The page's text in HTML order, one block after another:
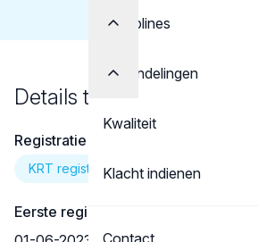
Opleider
Disciplines
Behandelingen
Kwaliteit
Klacht indienen
Contact
Details tandarts
Registratie
KRT registratie
Eerste registratie